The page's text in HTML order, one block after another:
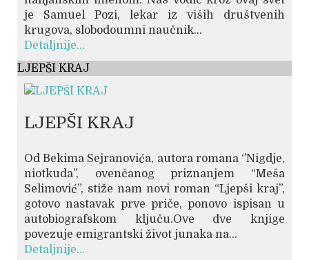
je Samuel Pozi, lekar iz viših društvenih
krugova, slobodoumni naučnik...
Detaljnije...
LJEPŠI KRAJ
LJEPŠI KRAJ
Od Bekima Sejranovića, autora romana ‘’Nigdje,
niotkuda’’, ovenčanog priznanjem “Meša
Selimović”, stiže nam novi roman “Ljepši kraj”,
gotovo nastavak prve priče, ponovo ispisan u
autobiografskom ključu.Ove dve knjige
povezuje emigrantski život junaka na...
Detaljnije...